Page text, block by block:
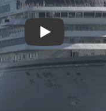
Play